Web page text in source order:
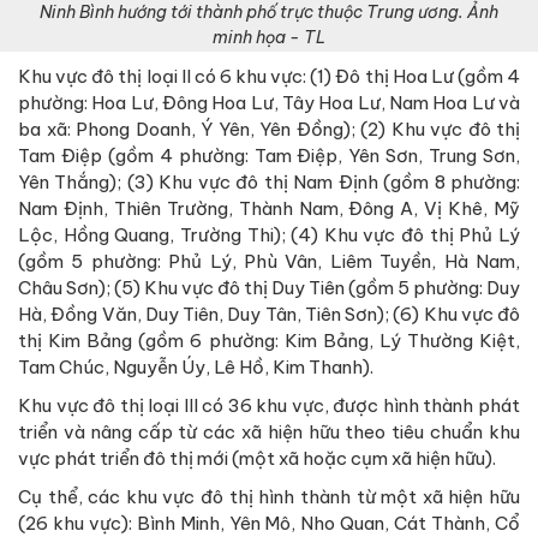
Ninh Bình hướng tới thành phố trực thuộc Trung ương. Ảnh
minh họa - TL
Khu vực đô thị loại II có 6 khu vực: (1) Đô thị Hoa Lư (gồm 4
phường: Hoa Lư, Đông Hoa Lư, Tây Hoa Lư, Nam Hoa Lư và
ba xã: Phong Doanh, Ý Yên, Yên Đồng); (2) Khu vực đô thị
Tam Điệp (gồm 4 phường: Tam Điệp, Yên Sơn, Trung Sơn,
Yên Thắng); (3) Khu vực đô thị Nam Định (gồm 8 phường:
Nam Định, Thiên Trường, Thành Nam, Đông A, Vị Khê, Mỹ
Lộc, Hồng Quang, Trường Thi); (4) Khu vực đô thị Phủ Lý
(gồm 5 phường: Phủ Lý, Phù Vân, Liêm Tuyền, Hà Nam,
Châu Sơn); (5) Khu vực đô thị Duy Tiên (gồm 5 phường: Duy
Hà, Đồng Văn, Duy Tiên, Duy Tân, Tiên Sơn); (6) Khu vực đô
thị Kim Bảng (gồm 6 phường: Kim Bảng, Lý Thường Kiệt,
Tam Chúc, Nguyễn Úy, Lê Hồ, Kim Thanh).
Khu vực đô thị loại III có 36 khu vực, được hình thành phát
triển và nâng cấp từ các xã hiện hữu theo tiêu chuẩn khu
vực phát triển đô thị mới (một xã hoặc cụm xã hiện hữu).
Cụ thể, các khu vực đô thị hình thành từ một xã hiện hữu
(26 khu vực): Bình Minh, Yên Mô, Nho Quan, Cát Thành, Cổ